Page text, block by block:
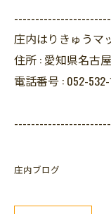
庄内はりきゅうマ
住所 : 愛知県名古
電話番号 : 052-532-
庄内ブログ